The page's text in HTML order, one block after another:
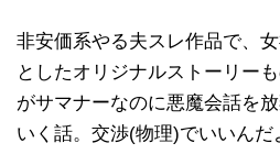
非安価系やる夫スレ作品で、
としたオリジナルストーリー
がサマナーなのに悪魔会話を
いく話。交渉(物理)でいいんだ